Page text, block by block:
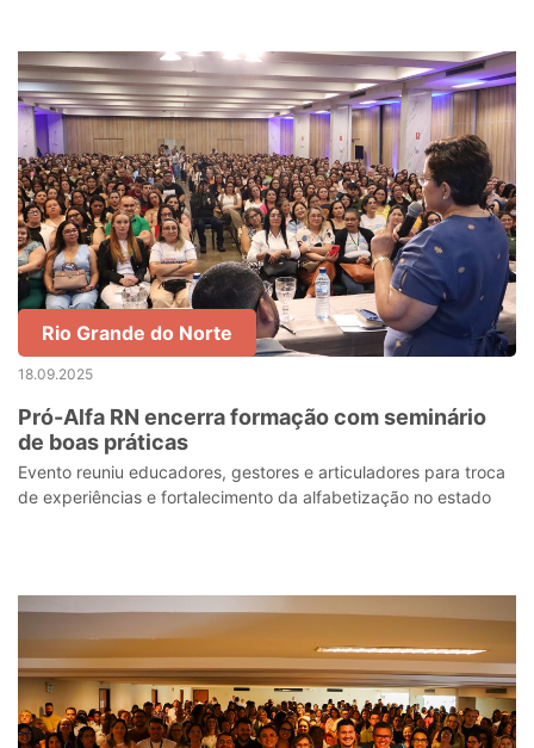
Rio Grande do Norte
18.09.2025
Pró-Alfa RN encerra formação com seminário
de boas práticas
Evento reuniu educadores, gestores e articuladores para troca
de experiências e fortalecimento da alfabetização no estado